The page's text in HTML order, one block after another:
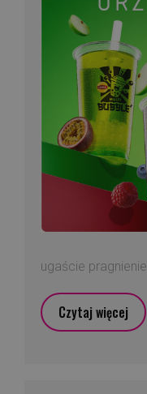
ugaście pragnienie
Czytaj więcej